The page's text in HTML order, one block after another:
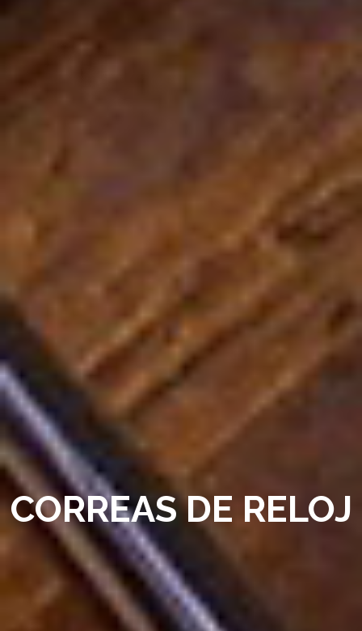
CORREAS DE RELOJ